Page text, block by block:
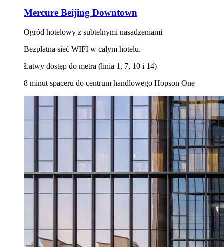
Mercure Beijing Downtown
Ogród hotelowy z subtelnymi nasadzeniami
Bezpłatna sieć WIFI w całym hotelu.
Łatwy dostęp do metra (linia 1, 7, 10 i 14)
8 minut spaceru do centrum handlowego Hopson One